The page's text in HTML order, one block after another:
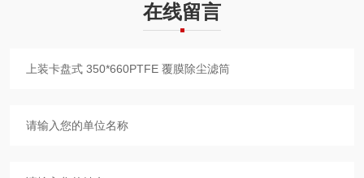
在线留言